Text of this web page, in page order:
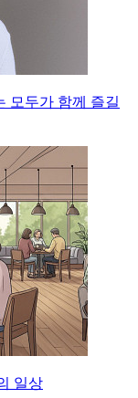
모두가 함께 즐길
일상